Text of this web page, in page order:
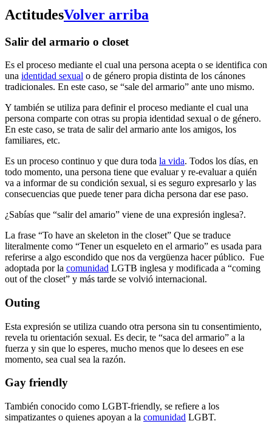
ActitudesVolver arriba
Salir del armario o closet
Es el proceso mediante el cual una persona acepta o se identifica con
una identidad sexual o de género propia distinta de los cánones
tradicionales. En este caso, se “sale del armario” ante uno mismo.
Y también se utiliza para definir el proceso mediante el cual una
persona comparte con otras su propia identidad sexual o de género.
En este caso, se trata de salir del armario ante los amigos, los
familiares, etc.
Es un proceso continuo y que dura toda la vida. Todos los días, en
todo momento, una persona tiene que evaluar y re-evaluar a quién
va a informar de su condición sexual, si es seguro expresarlo y las
consecuencias que puede tener para dicha persona dar ese paso.
¿Sabías que “salir del amario” viene de una expresión inglesa?.
La frase “To have an skeleton in the closet” Que se traduce
literalmente como “Tener un esqueleto en el armario” es usada para
referirse a algo escondido que nos da vergüenza hacer público. Fue
adoptada por la comunidad LGTB inglesa y modificada a “coming
out of the closet” y más tarde se volvió internacional.
Outing
Esta expresión se utiliza cuando otra persona sin tu consentimiento,
revela tu orientación sexual. Es decir, te “saca del armario” a la
fuerza y sin que lo esperes, mucho menos que lo desees en ese
momento, sea cual sea la razón.
Gay friendly
También conocido como LGBT-friendly, se refiere a los
simpatizantes o quienes apoyan a la comunidad LGBT.